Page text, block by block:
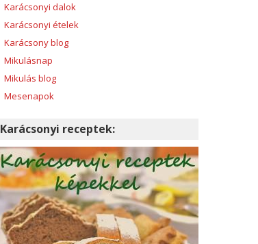
Karácsonyi dalok
Karácsonyi ételek
Karácsony blog
Mikulásnap
Mikulás blog
Mesenapok
Karácsonyi receptek: